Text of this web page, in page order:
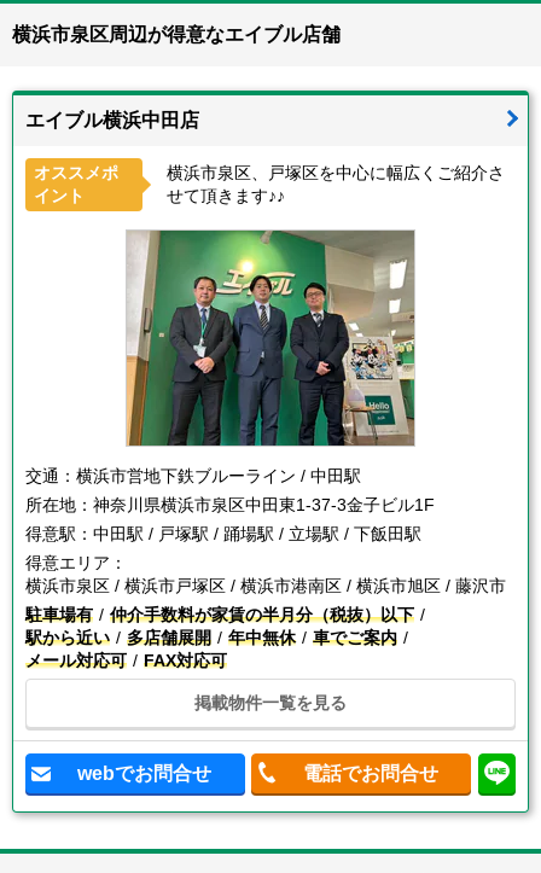
横浜市泉区周辺が得意なエイブル店舗
エイブル横浜中田店
オススメポ
イント
横浜市泉区、戸塚区を中心に幅広くご紹介さ
せて頂きます♪♪
交通： 横浜市営地下鉄ブルーライン / 中田駅
所在地： 神奈川県横浜市泉区中田東1-37-3金子ビル1F
得意駅： 中田駅 / 戸塚駅 / 踊場駅 / 立場駅 / 下飯田駅
得意エリア：
横浜市泉区 / 横浜市戸塚区 / 横浜市港南区 / 横浜市旭区 / 藤沢市
駐車場有
仲介手数料が家賃の半月分（税抜）以下
駅から近い
多店舗展開 年中無休
車でご案内
メール対応可
FAX対応可
掲載物件一覧を見る
webでお問合せ 電話でお問合せ